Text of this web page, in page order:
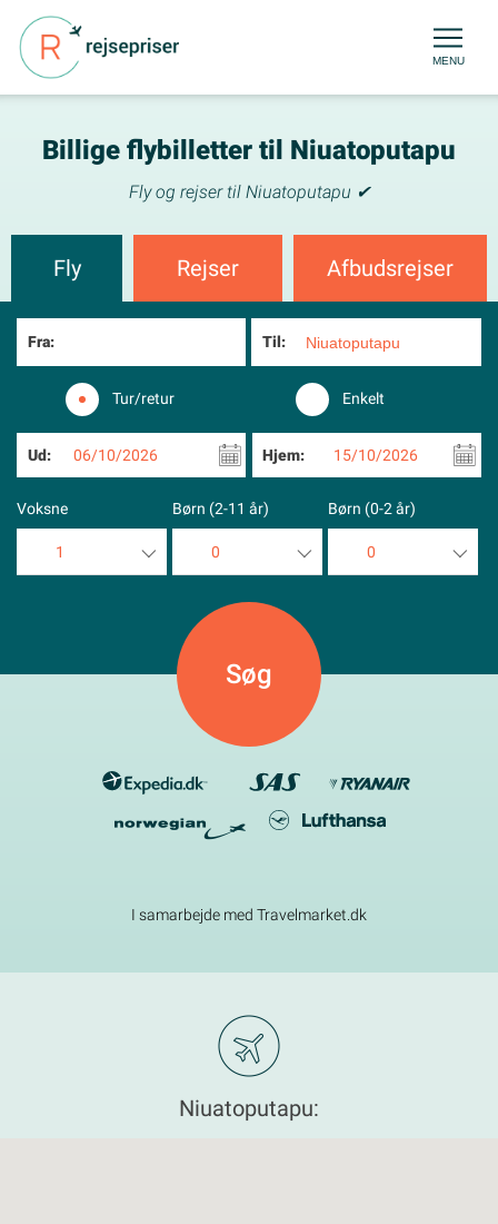
MENU
Billige flybilletter til Niuatoputapu
Fly og rejser til Niuatoputapu ✔
Fly Rejser Afbudsrejser
Fra: Til:
Tur/retur Enkelt
Ud: 06/10/2026 Hjem: 15/10/2026
Voksne
1
Børn (2-11 år)
0
5
Børn (0-2 år)
0
I samarbejde med Travelmarket.dk
Niuatoputapu: